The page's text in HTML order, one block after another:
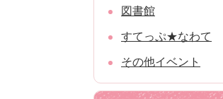
図書館
すてっぷ★なわて
その他イベント